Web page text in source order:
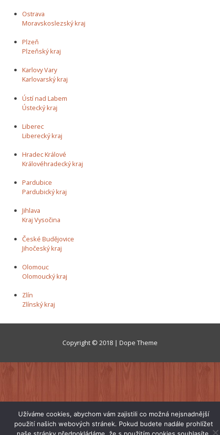
Ostrava
Moravskoslezský kraj
Plzeň
Plzeňský kraj
Karlovy Vary
Karlovarský kraj
Ústí nad Labem
Ústecký kraj
Liberec
Liberecký kraj
Hradec Králové
Královéhradecký kraj
Pardubice
Pardubický kraj
Jihlava
Kraj Vysočina
České Budějovice
Jihočeský kraj
Olomouc
Olomoucký kraj
Zlín
Zlínský kraj
Copyright © 2018 | Dope Theme
Užíváme cookies, abychom vám zajistili co možná nejsnadnější
použití našich webových stránek. Pokud budete nadále prohlížet